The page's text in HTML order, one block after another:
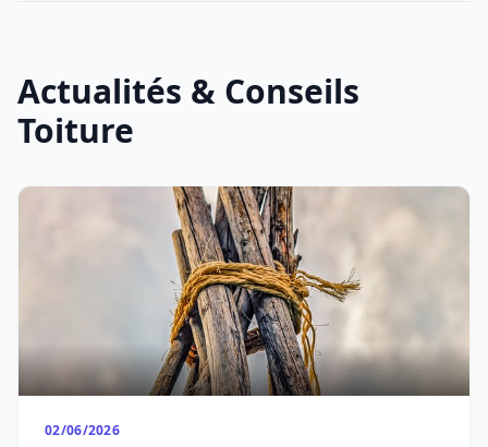
Actualités & Conseils
Toiture
02/06/2026